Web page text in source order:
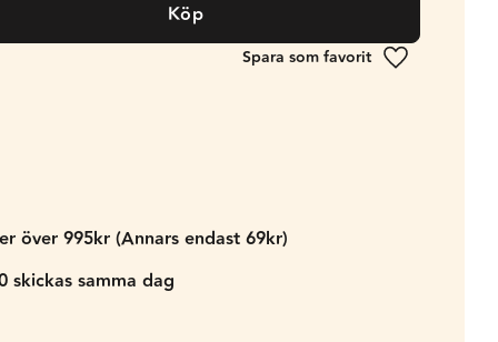
Köp
Lägg till i
över 995kr (Annars endast 69kr)
skickas samma dag